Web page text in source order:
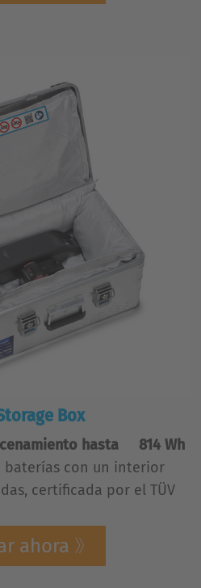
Box
hasta 814 Wh
baterías con un interior
certificada por el TÜV
ahora